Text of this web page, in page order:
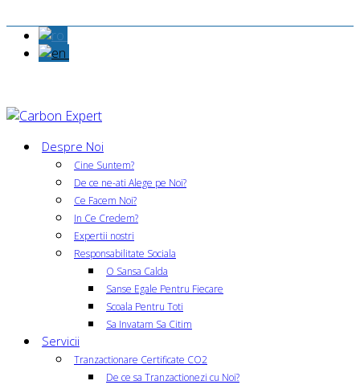
Despre Noi
Cine Suntem?
De ce ne-ati Alege pe Noi?
Ce Facem Noi?
In Ce Credem?
Expertii nostri
Responsabilitate Sociala
O Sansa Calda
Sanse Egale Pentru Fiecare
Scoala Pentru Toti
Sa Invatam Sa Citim
Servicii
Tranzactionare Certificate CO2
De ce sa Tranzactionezi cu Noi?